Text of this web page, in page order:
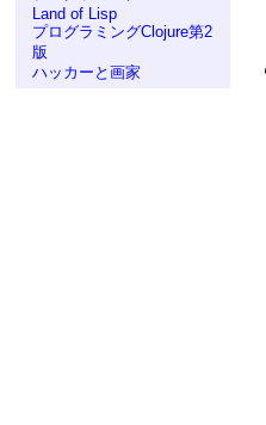
Land of Lisp
プログラミングClojure第2
版
ハッカーと画家